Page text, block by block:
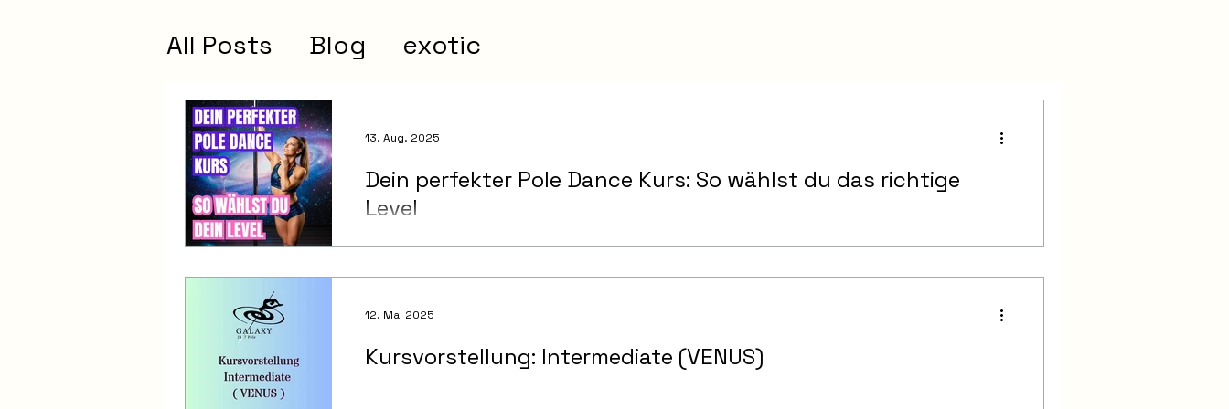
All Posts Blog exotic
Dein perfekter Pole Dance Kurs: So wählst du das richtige
Level
13. Aug. 2025
Kursvorstellung: Intermediate (VENUS)
12. Mai 2025